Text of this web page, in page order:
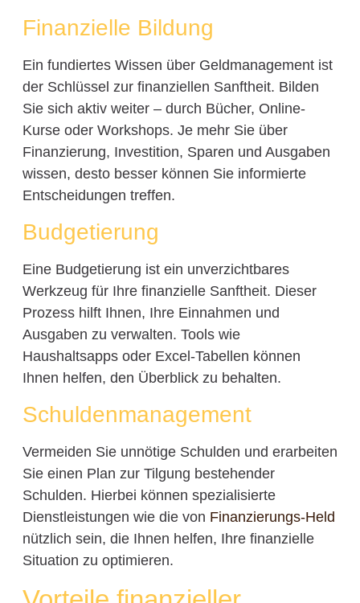
Finanzielle Bildung
Ein fundiertes Wissen über Geldmanagement ist
der Schlüssel zur finanziellen Sanftheit. Bilden
Sie sich aktiv weiter – durch Bücher, Online-
Kurse oder Workshops. Je mehr Sie über
Finanzierung, Investition, Sparen und Ausgaben
wissen, desto besser können Sie informierte
Entscheidungen treffen.
Budgetierung
Eine Budgetierung ist ein unverzichtbares
Werkzeug für Ihre finanzielle Sanftheit. Dieser
Prozess hilft Ihnen, Ihre Einnahmen und
Ausgaben zu verwalten. Tools wie
Haushaltsapps oder Excel-Tabellen können
Ihnen helfen, den Überblick zu behalten.
Schuldenmanagement
Vermeiden Sie unnötige Schulden und erarbeiten
Sie einen Plan zur Tilgung bestehender
Schulden. Hierbei können spezialisierte
Dienstleistungen wie die von Finanzierungs-Held
nützlich sein, die Ihnen helfen, Ihre finanzielle
Situation zu optimieren.